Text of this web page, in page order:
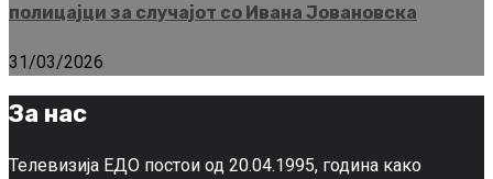
полицајци за случајот со Ивана Јовановска
31/03/2026
За нас
Телевизија ЕДО постои од 20.04.1995, година како